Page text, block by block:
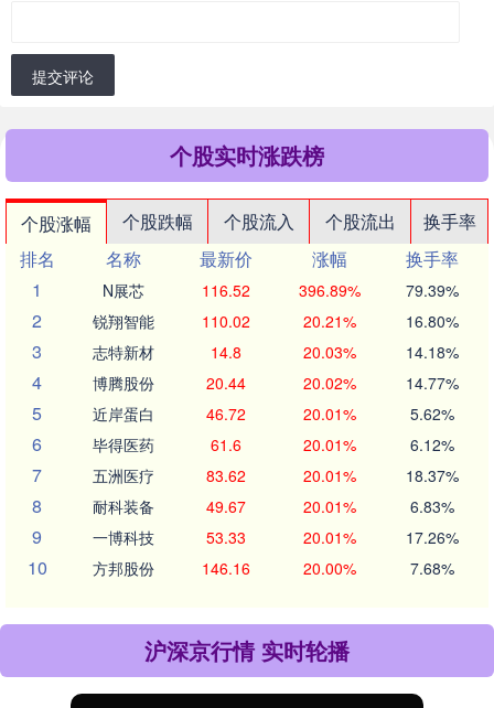
提交评论
个股实时涨跌榜
个股涨幅 个股跌幅 个股流入 个股流出
换手率
排名
名称 最新价 涨幅
换手率
1
N展芯 116.52 396.89% 79.39%
2 锐翔智能 110.02 20.21% 16.80%
3 志特新材 14.8 20.03% 14.18%
4 博腾股份 20.44 20.02% 14.77%
5 近岸蛋白 46.72 20.01% 5.62%
6 毕得医药 61.6 20.01% 6.12%
7 五洲医疗 83.62 20.01% 18.37%
8 耐科装备 49.67 20.01% 6.83%
9 一博科技 53.33 20.01% 17.26%
10 方邦股份 146.16 20.00% 7.68%
沪深京行情 实时轮播